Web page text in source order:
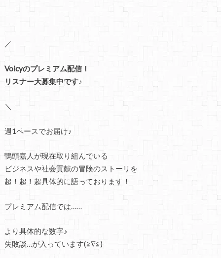
／
Voicyのプレミアム配信！
リスナー大募集中です♪
＼
週1ペースでお届け♪
鴨頭嘉人が現在取り組んでいる
ビジネスや社会貢献の冒険のストーリを
超！超！超具体的に語っております！
プレミアム配信では……
より具体的な数字♪
失敗談…が入っています(≧∇≦)